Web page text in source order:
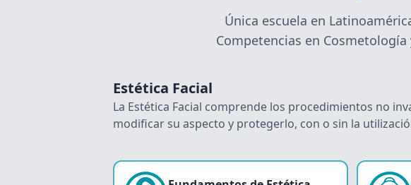
Única escuela en
Competencias en
Estética Facial
La Estética Facial comprende los procedimientos no
modificar su aspecto y protegerlo, con o sin la